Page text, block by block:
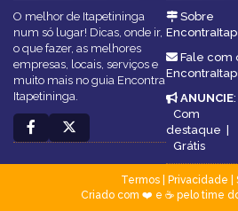
O melhor de Itapetininga
num só lugar! Dicas, onde ir,
o que fazer, as melhores
empresas, locais, serviços e
muito mais no guia Encontra
Itapetininga.
Sobre
Fale com
ANUNCIE:
Com
destaque |
Grátis
Termos| Privacidade
Criado com ❤️ e ☕ pelo time